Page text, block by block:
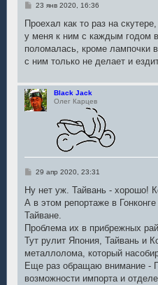
С
о
щ
е
и
23 янв 2020, 16:36
Проехал как то раз на
у меня к ним с каждым годом
поломалась, кроме лампочки
с ним только не делает и
Black Jack
Олег Карцев
С
о
б
щ
е
и
е
29 апр 2020, 23:31
Ну нет уж. Тайвань - хорошо!
А в этом репортаже в
Тайване.
Проблема их в прибрежных
Тут рулит Япония, Тайвань и
металлолома, который
Еще раз обращаю внимание -
возможности импорта и